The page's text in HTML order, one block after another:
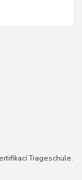
Trageschule.